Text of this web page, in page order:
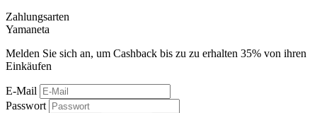
Zahlungsarten
Yamaneta
Melden Sie sich an, um Cashback bis zu zu erhalten 35% von ihren
Einkäufen
E-Mail
Passwort